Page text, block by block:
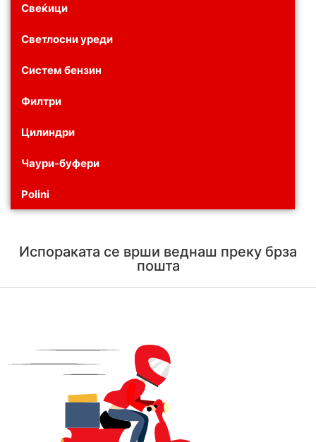
Свеќици
Светлосни уреди
Систем бензин
Филтри
Цилиндри
Чаури-буфери
Polini
Испораката се врши веднаш преку брза
пошта